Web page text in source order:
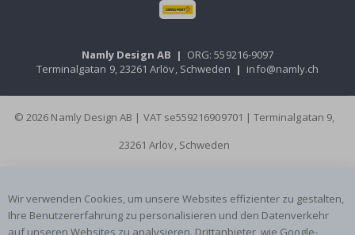
Namly Design AB | ORG: 559216-9097
Terminalgatan 9, 23261 Arlöv, Schweden | info@namly.ch
© 2026 Namly Design AB | VAT se559216909701 | Terminalgatan 9,
23261 Arlöv, Schweden
Wir verwenden Cookies, um unsere Websites effizienter zu gestalten,
Ihre Benutzererfahrung zu personalisieren und den Datenverkehr
auf unseren Websites zu analysieren. Drittanbieter, wie Google-